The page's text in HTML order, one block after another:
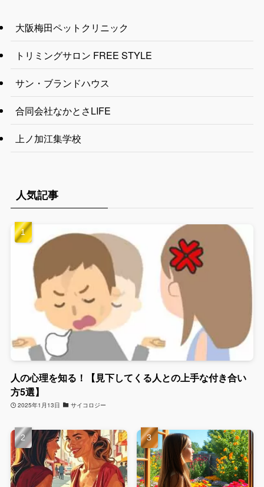
大阪梅田ペットクリニック
トリミングサロン FREE STYLE
サン・ブランドハウス
合同会社なかとさLIFE
上ノ加江集学校
人気記事
人の心理を知る！【見下してくる人との上手な付き合い
方5選】
2025年1月13日 サイコロジー